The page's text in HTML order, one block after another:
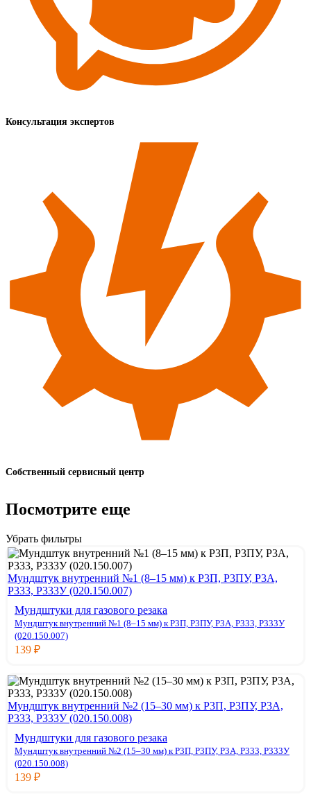
Консультация экспертов
Собственный сервисный центр
Посмотрите еще
Убрать фильтры
Мундштук внутренний №1 (8–15 мм) к Р3П, Р3ПУ, Р3А,
Р333, Р333У (020.150.007)
Мундштуки для газового резака
Мундштук внутренний №1 (8–15 мм) к Р3П, Р3ПУ, Р3А, Р333, Р333У
(020.150.007)
139 ₽
Мундштук внутренний №2 (15–30 мм) к Р3П, Р3ПУ, Р3А,
Р333, Р333У (020.150.008)
Мундштуки для газового резака
Мундштук внутренний №2 (15–30 мм) к Р3П, Р3ПУ, Р3А, Р333, Р333У
(020.150.008)
139 ₽